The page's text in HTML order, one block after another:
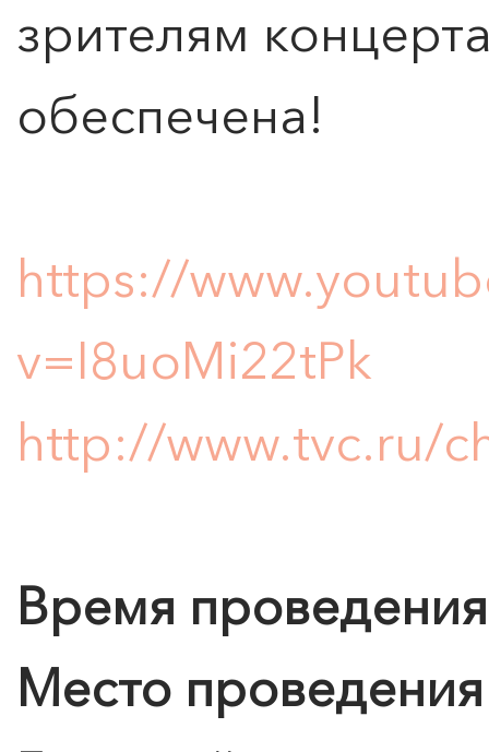
зрителям
обеспечена!
https://
v=I8uoMi22tPk
http://www.tvc.ru/
Время
Место
0">